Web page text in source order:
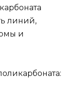
линий,
и